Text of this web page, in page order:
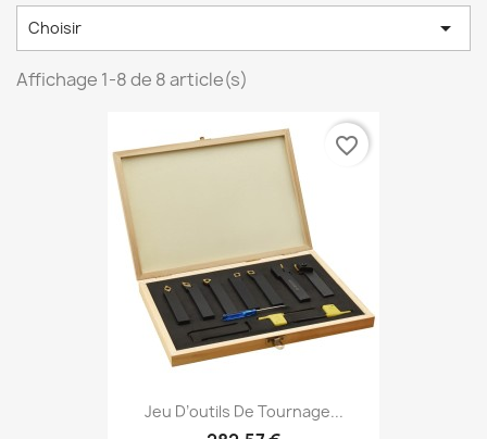
Choisir 
Affichage 1-8 de 8 article(s)
Jeu D’outils De Tournage...
favorite_border